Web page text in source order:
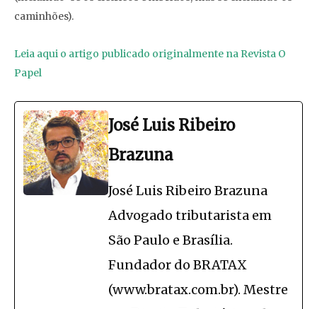
caminhões).
Leia aqui o artigo publicado originalmente na Revista O
Papel
José Luis Ribeiro
Brazuna
José Luis Ribeiro Brazuna
Advogado tributarista em
São Paulo e Brasília.
Fundador do BRATAX
(www.bratax.com.br). Mestre